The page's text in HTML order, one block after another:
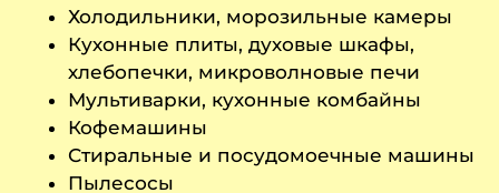
Холодильники, морозильные камеры
Кухонные плиты, духовые шкафы,
хлебопечки, микроволновые печи
Мультиварки, кухонные комбайны
Кофемашины
Стиральные и посудомоечные машины
Пылесосы